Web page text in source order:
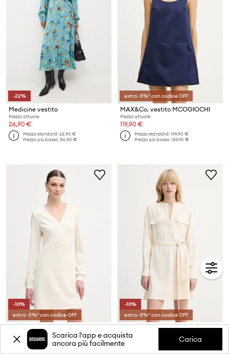
-22%
Medicine vestito
Prezzo attuale:
26,90 €
Prezzo standard:62,90 €
Prezzo più basso:34,90 €
extra -5%* con codice OFF
MAX&Co. vestito MCOGIOCHI
Prezzo attuale:
119,90 €
Prezzo standard:199,90 €
Prezzo più basso:129,90 €
-10%
extra -5%* con codice OFF
Guess vestito EVELINA
Prezzo attuale:
58,99 €
-10%
extra -5%* con codice OFF
Silvian Heach vestito POBE
Prezzo attuale:
49,99 €
Prezzo standard:90,90 €
Scarica l'app e acquista
ancora più facilmente
Carica